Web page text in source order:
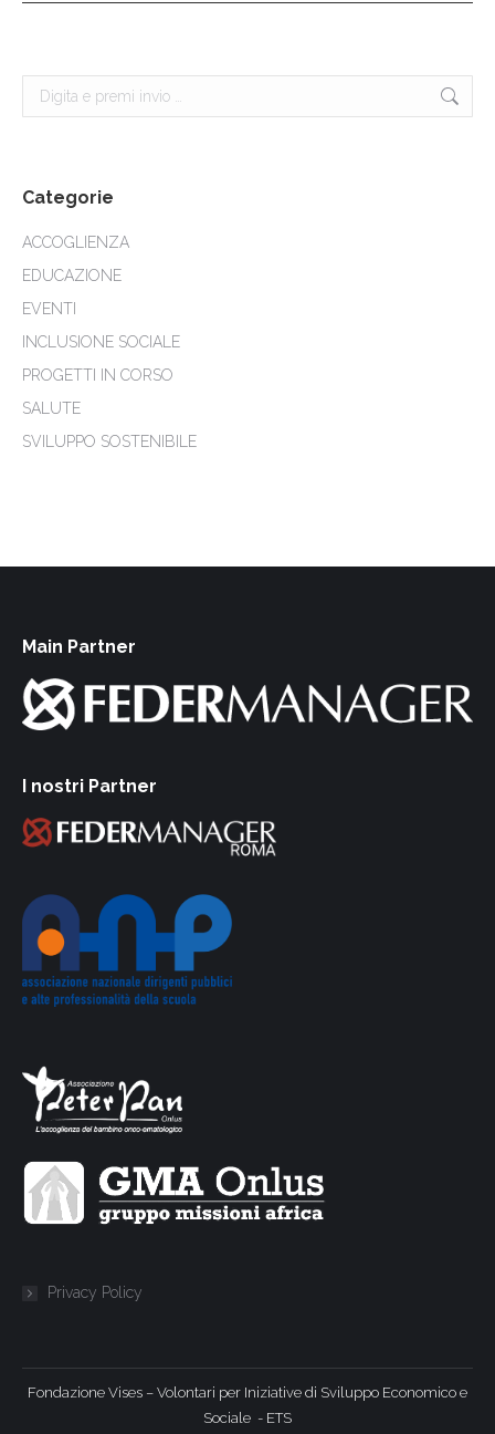
Cerca:
Categorie
ACCOGLIENZA
EDUCAZIONE
EVENTI
INCLUSIONE SOCIALE
PROGETTI IN CORSO
SALUTE
SVILUPPO SOSTENIBILE
Main Partner
I nostri Partner
Privacy Policy
Fondazione Vises – Volontari per Iniziative di Sviluppo Economico e
Sociale - ETS